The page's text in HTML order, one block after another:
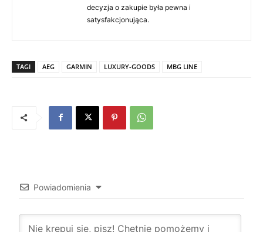
decyzja o zakupie była pewna i
satysfakcjonująca.
TAGI AEG GARMIN LUXURY-GOODS MBG LINE
Powiadomienia